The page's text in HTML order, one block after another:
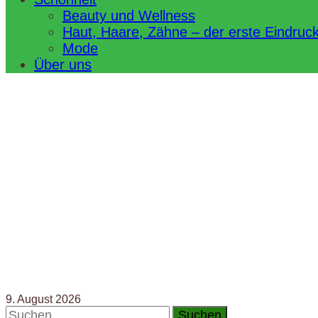
Beauty und Wellness
Haut, Haare, Zähne – der erste
Mode
Über uns
9. August 2026
Suchen